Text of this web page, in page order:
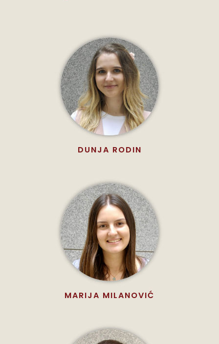
DUNJA RODIN
MARIJA MILANOVIĆ